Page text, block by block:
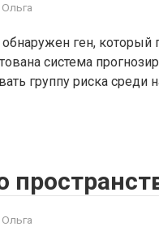
Ольга
ген, который
система
группу риска среди
Ольга